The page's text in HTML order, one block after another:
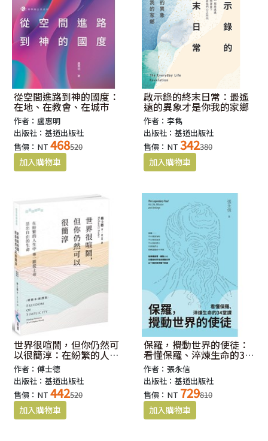
從空間進路到神的國度：
在地、在教會、在城市
作者：盧惠明
出版社：基道出版社
售價：NT 468520
啟示錄的終末日常：最遙
遠的異象才是你我的家鄉
作者：李雋
出版社：基道出版社
售價：NT 342380
世界很喧鬧，但你仍然可
以很簡淳：在紛繁的人生
中專一跟從上帝，活出自
由的生命
作者：傅士德
出版社：基道出版社
售價：NT 442520
保羅，攪動世界的使徒：
看懂保羅、淬煉生命的34
堂課
作者：張永信
出版社：基道出版社
售價：NT 729810